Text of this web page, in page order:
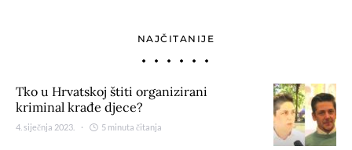
NAJČITANIJE
Tko u Hrvatskoj štiti organizirani
kriminal krađe djece?
4. siječnja 2023. 5 minuta čitanja